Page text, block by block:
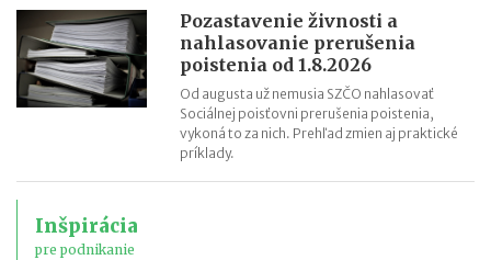
Pozastavenie živnosti a
nahlasovanie prerušenia
poistenia od 1.8.2026
Od augusta už nemusia SZČO nahlasovať
Sociálnej poisťovni prerušenia poistenia,
vykoná to za nich. Prehľad zmien aj praktické
príklady.
Inšpirácia
pre podnikanie